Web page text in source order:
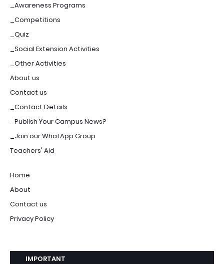
_Awareness Programs
_Competitions
_Quiz
_Social Extension Activities
_Other Activities
About us
Contact us
_Contact Details
_Publish Your Campus News?
_Join our WhatApp Group
Teachers' Aid
Home
About
Contact us
Privacy Policy
IMPORTANT